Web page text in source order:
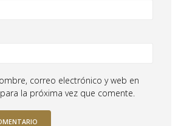
correo electrónico y web en
la próxima vez que comente.